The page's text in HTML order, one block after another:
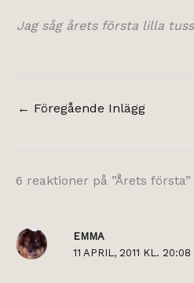
Jag såg årets första lilla
← Föregående Inlägg
6 reaktioner på ”Årets första”
EMMA
11 APRIL, 2011 KL. 20:08